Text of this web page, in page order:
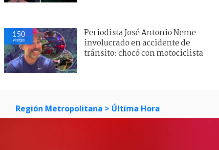
150
visitas
Periodista José Antonio Neme
involucrado en accidente de
tránsito: chocó con motociclista
Región Metropolitana > Última Hora